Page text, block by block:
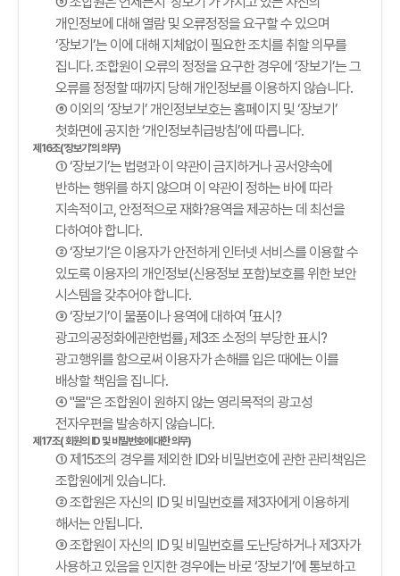
개인정보에 대해 열람 및 오류정정을 요구할 수 있으며
‘장보기’는 이에 대해 지체없이 필요한 조치를 취할 의무를
집니다. 조합원이 오류의 정정을 요구한 경우에 ‘장보기’는 그
오류를 정정할 때까지 당해 개인정보를 이용하지 않습니다.
⑥ 이외의 ‘장보기’ 개인정보보호는 홈페이지 및 ‘장보기’
첫화면에 공지한 ‘개인정보취급방침’에 따릅니다.
제16조(‘장보기’의 의무)
① ‘장보기’는 법령과 이 약관이 금지하거나 공서양속에
반하는 행위를 하지 않으며 이 약관이 정하는 바에 따라
지속적이고, 안정적으로 재화?용역을 제공하는 데 최선을
다하여야 합니다.
② ‘장보기’은 이용자가 안전하게 인터넷 서비스를 이용할 수
있도록 이용자의 개인정보(신용정보 포함)보호를 위한 보안
시스템을 갖추어야 합니다.
③ ‘장보기’이 물품이나 용역에 대하여 「표시?
광고의공정화에관한법률」 제3조 소정의 부당한 표시?
광고행위를 함으로써 이용자가 손해를 입은 때에는 이를
배상할 책임을 집니다.
④ "몰"은 조합원이 원하지 않는 영리목적의 광고성
전자우편을 발송하지 않습니다.
제17조( 회원의 ID 및 비밀번호에 대한 의무)
① 제15조의 경우를 제외한 ID와 비밀번호에 관한 관리책임은
조합원에게 있습니다.
② 조합원은 자신의 ID 및 비밀번호를 제3자에게 이용하게
해서는 안됩니다.
③ 조합원이 자신의 ID 및 비밀번호를 도난당하거나 제3자가
사용하고 있음을 인지한 경우에는 바로 ‘장보기’에 통보하고